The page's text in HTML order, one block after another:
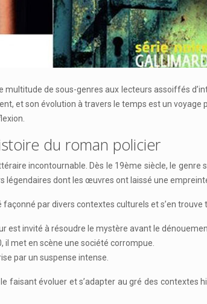
de sous-genres aux lecteurs assoiffés
et son évolution à travers le temps est un
du roman policier
incontournable. Dès le 19ème siècle, le
légendaires dont les œuvres ont laissé une
façonné par divers contextes culturels et s’en
est invité à résoudre le mystère avant le
il met en scène une société corrompue.
par un suspense intense.
faisant évoluer et s’adapter au gré des